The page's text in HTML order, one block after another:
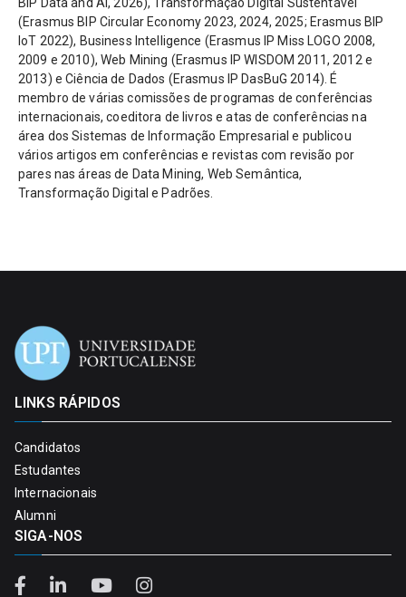
(Erasmus BIP Circular Economy 2023, 2024, 2025; Erasmus BIP
IoT 2022), Business Intelligence (Erasmus IP Miss LOGO 2008,
2009 e 2010), Web Mining (Erasmus IP WISDOM 2011, 2012 e
2013) e Ciência de Dados (Erasmus IP DasBuG 2014). É
membro de várias comissões de programas de conferências
internacionais, coeditora de livros e atas de conferências na
área dos Sistemas de Informação Empresarial e publicou
vários artigos em conferências e revistas com revisão por
pares nas áreas de Data Mining, Web Semântica,
Transformação Digital e Padrões.
LINKS RÁPIDOS
Candidatos
Estudantes
Internacionais
Alumni
SIGA-NOS